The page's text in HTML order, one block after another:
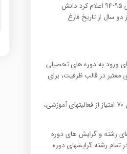
به گزارش خبرنگار مهر،دانشگاه ارومیه با اصلاحیه فراخوان پذیرش بدون‌ آزمون دکتری سال تحصیلی ۹۵-۹۴ اعلام کرد دانش
۱۷ کارشناسی ارشد که بیش از دو سال از تاریخ فارغ
ورود به دوره های تحصیلی
معتبر در قالب ظرفیت، برای
این افراد باید علاوه بر اینکه بیش از دو سال از تاریخ دانش آموختگی متقاضی نگذشته باشد، حداقل ۷۰ امتیاز از فعالیتهای آموزشی،
رشته و گرایش های دوره
رشته گرایشهای دوره